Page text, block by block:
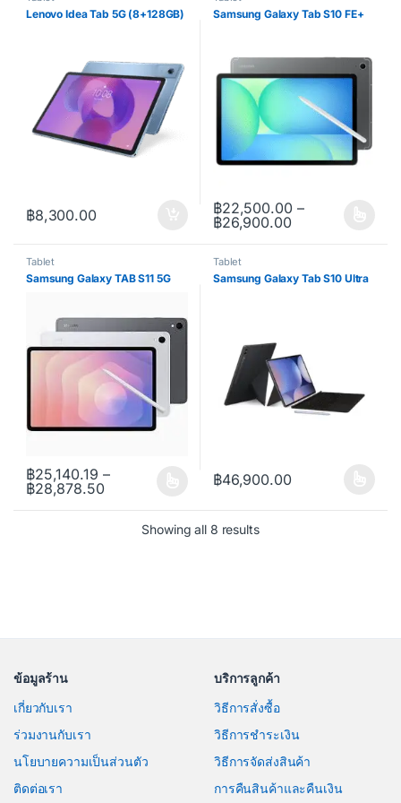
Lenovo Idea Tab 5G (8+128GB)
฿8,300.00
Samsung Galaxy Tab S10 FE+
฿22,500.00 –
฿26,900.00Price range: ฿
This product has multiple
Tablet
Samsung Galaxy TAB S11 5G
฿25,140.19 –
฿28,878.50Price range: ฿25,140.19 through ฿28,878.50
This product has multiple variants. The options may be chosen
Tablet
Samsung Galaxy Tab S10 Ultra
฿46,900.00
This product has multiple
Showing all 8 resultsSorted by price: low to
ข้อมูลร้าน
เกี่ยวกับเรา
ร่วมงานกับเรา
นโยบายความเป็นส่วนตัว
ติดต่อเรา
บริการลูกค้า
วิธีการสั่งซื้อ
วิธีการชำระเงิน
วิธีการจัดส่งสินค้า
การคืนสินค้าและคืนเงิน